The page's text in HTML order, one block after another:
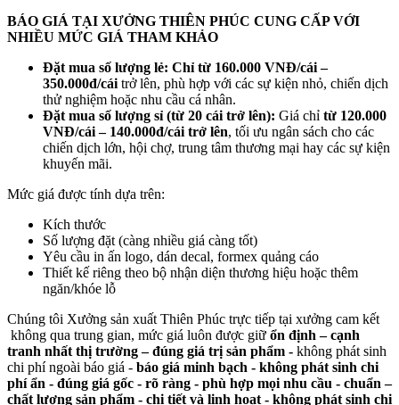
BÁO GIÁ TẠI XƯỞNG THIÊN PHÚC CUNG CẤP VỚI
NHIỀU MỨC GIÁ THAM KHẢO
Đặt mua số lượng lẻ: Chỉ từ 160.000 VNĐ/cái –
350.000đ/cái trở lên, phù hợp với các sự kiện nhỏ, chiến dịch
thử nghiệm hoặc nhu cầu cá nhân.
Đặt mua số lượng sỉ (từ 20 cái trở lên): Giá chỉ từ 120.000
VNĐ/cái – 140.000đ/cái trở lên, tối ưu ngân sách cho các
chiến dịch lớn, hội chợ, trung tâm thương mại hay các sự kiện
khuyến mãi.
Mức giá được tính dựa trên:
Kích thước
Số lượng đặt (càng nhiều giá càng tốt)
Yêu cầu in ấn logo, dán decal, formex quảng cáo
Thiết kế riêng theo bộ nhận diện thương hiệu hoặc thêm
ngăn/khóe lỗ
Chúng tôi Xưởng sản xuất Thiên Phúc trực tiếp tại xưởng cam kết
không qua trung gian, mức giá luôn được giữ ổn định – cạnh
tranh nhất thị trường – đúng giá trị sản phẩm - không phát sinh
chi phí ngoài báo giá - báo giá minh bạch - không phát sinh chi
phí ẩn - đúng giá gốc - rõ ràng - phù hợp mọi nhu cầu - chuẩn –
chất lượng sản phẩm - chi tiết và linh hoạt - không phát sinh chi